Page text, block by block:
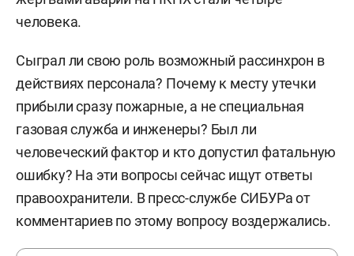
человека.
Сыграл ли свою роль возможный рассинхрон в
действиях персонала? Почему к месту утечки
прибыли сразу пожарные, а не специальная
газовая служба и инженеры? Был ли
человеческий фактор и кто допустил фатальную
ошибку? На эти вопросы сейчас ищут ответы
правоохранители. В пресс-службе СИБУРа от
комментариев по этому вопросу воздержались.